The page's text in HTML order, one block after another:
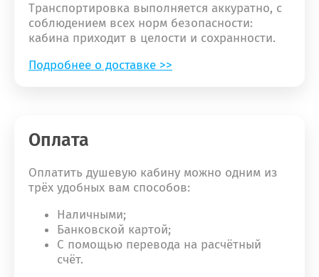
Транспортировка выполняется аккуратно, с
соблюдением всех норм безопасности:
кабина приходит в целости и сохранности.
Подробнее о доставке >>
Оплата
Оплатить душевую кабину можно одним из
трёх удобных вам способов:
Наличными;
Банковской картой;
С помощью перевода на расчётный
счёт.